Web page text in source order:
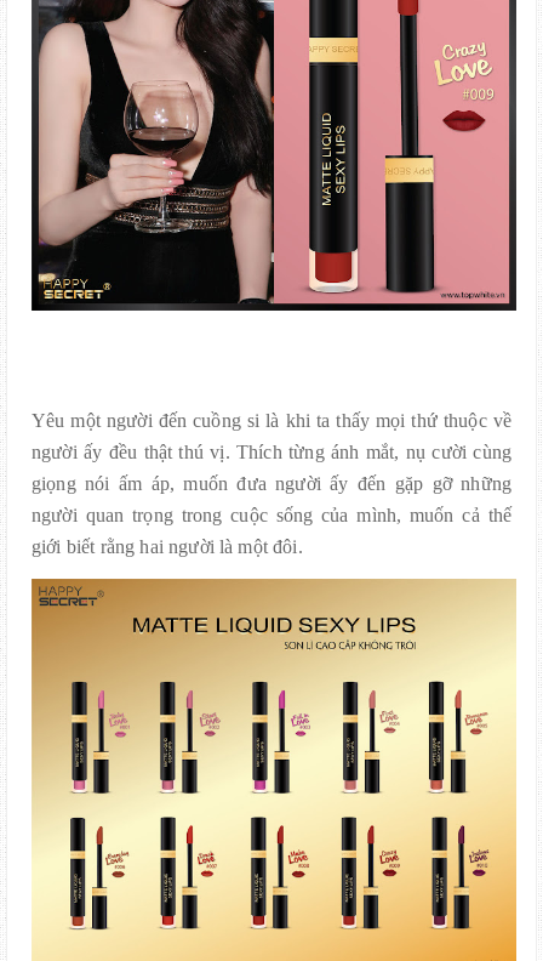
Yêu một người đến cuồng si là khi ta thấy mọi thứ thuộc về
người ấy đều thật thú vị. Thích từng ánh mắt, nụ cười cùng
giọng nói ấm áp, muốn đưa người ấy đến gặp gỡ những
người quan trọng trong cuộc sống của mình, muốn cả thế
giới biết rằng hai người là một đôi.